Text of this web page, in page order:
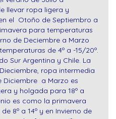
llevar ropa ligera y
el Otoño de Septiembro a
para temperaturas
de Deciembre a Marzo
de 4º a -15/20º.
Sur Argentina y Chile. La
ropa intermedia
Diciembre a Marzo es
y holgada para 18º a
es como la primavera
8º a 14º y en Invierno de